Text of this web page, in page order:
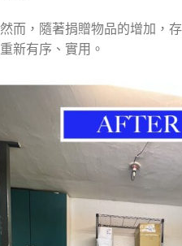
而，隨著捐贈物品的增加，
新有序、實用。